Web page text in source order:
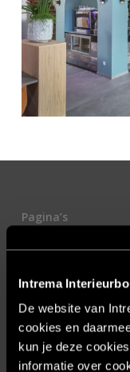
Intrema
De website van
cookies en
kun je deze
informatie over
Pagina’s
Actronics
Algemene
Blog & nieuws
Contact
Cookie statement